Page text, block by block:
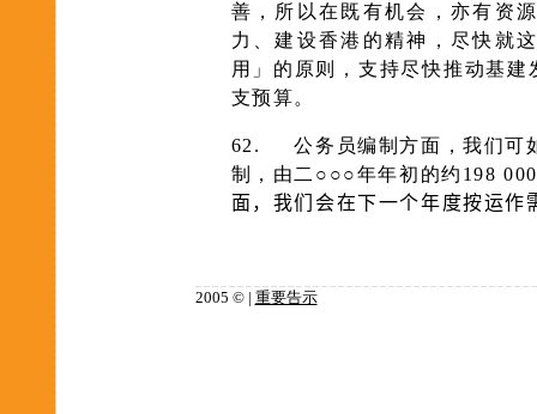
善，所以在既有机会，亦有资
力、建设香港的精神，尽快就
用」的原则，支持尽快推动基
支预算。
62.
公务员编制方面，我们可
制，由二○○○年年初的约 198
面，我们会在下一个年度按运
2005 © | 重要告示